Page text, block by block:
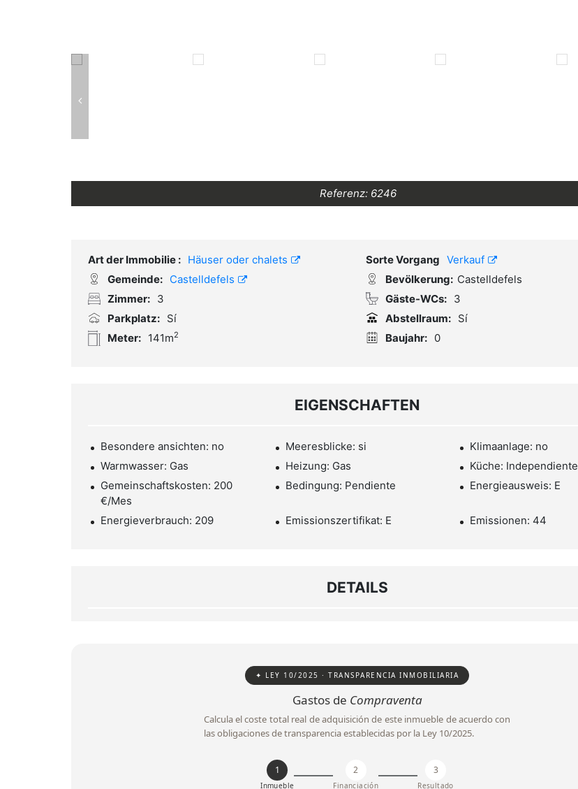
Referenz: 6246
Art der Immobilie : Häuser oder chalets Sorte Vorgang Verkauf
Gemeinde: Castelldefels Bevölkerung: Castelldefels
Zimmer: 3 Gäste-WCs:
3
Parkplatz: Sí Abstellraum:
Sí
Meter: 141m2 Baujahr: 0
EIGENSCHAFTEN
Besondere ansichten: no Meeresblicke: si
Klimaanlage: no
Warmwasser: Gas
Heizung: Gas
Küche: Independiente
Gemeinschaftskosten: 200
€/Mes
Bedingung: Pendiente Energieausweis: E
Energieverbrauch: 209 Emissionszertifikat: E Emissionen: 44
DETAILS
✦ LEY 10/2025 · TRANSPARENCIA INMOBILIARIA
Gastos de Compraventa
Calcula el coste total real de adquisición de este inmueble de acuerdo con
las obligaciones de transparencia establecidas por la Ley 10/2025.
1
Inmueble
2
Financiación
3
Resultado